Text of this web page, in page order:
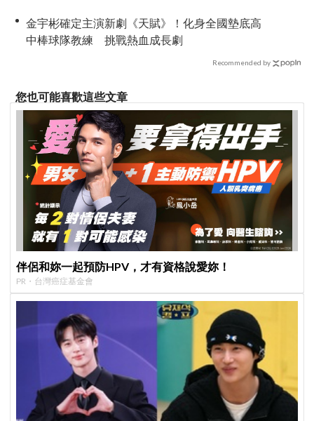
金宇彬確定主演新劇《天賦》！化身全國墊底高
中棒球隊教練 挑戰熱血成長劇
Recommended by
您也可能喜歡這些文章
伴侶和妳一起預防HPV，才有資格說愛妳！
PR・台灣癌症基金會